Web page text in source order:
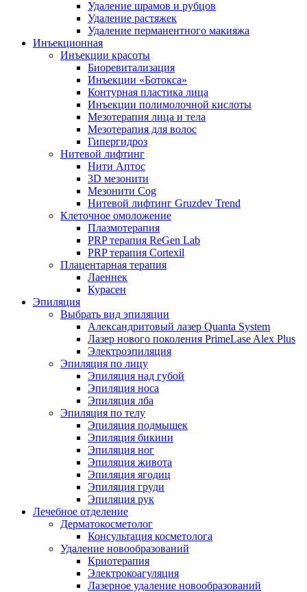
Удаление шрамов и рубцов
Удаление растяжек
Удаление перманентного макияжа
Инъекционная
Инъекции красоты
Биоревитализация
Инъекции «Ботокса»
Контурная пластика лица
Инъекции полимолочной кислоты
Мезотерапия лица и тела
Мезотерапия для волос
Гипергидроз
Нитевой лифтинг
Нити Аптос
3D мезонити
Мезонити Cog
Нитевой лифтинг Gruzdev Trend
Клеточное омоложение
Плазмотерапия
PRP терапия ReGen Lab
PRP терапия Cortexil
Плацентарная терапия
Лаеннек
Курасен
Эпиляция
Выбрать вид эпиляции
Александритовый лазер Quanta System
Лазер нового поколения PrimeLase Alex Plus
Электроэпиляция
Эпиляция по лицу
Эпиляция над губой
Эпиляция носа
Эпиляция лба
Эпиляция по телу
Эпиляция подмышек
Эпиляция бикини
Эпиляция ног
Эпиляция живота
Эпиляция ягодиц
Эпиляция груди
Эпиляция рук
Лечебное отделение
Дерматокосметолог
Консультация косметолога
Удаление новообразований
Криотерапия
Электрокоагуляция
Лазерное удаление новообразований